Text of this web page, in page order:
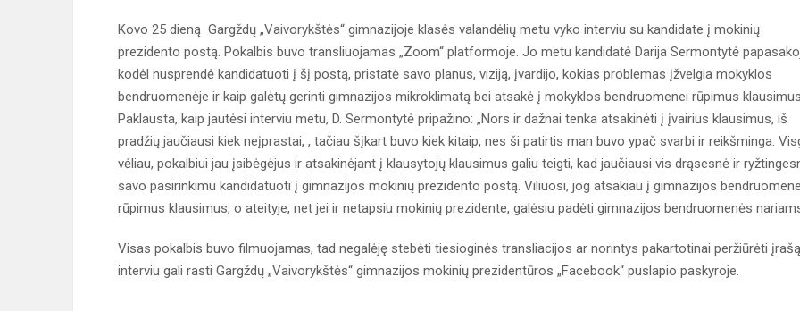
Kovo 25 dieną Gargždų „Vaivorykštės“ gimnazijoje klasės valandėlių metu vyko interviu su kandidate į mokinių
prezidento postą. Pokalbis buvo transliuojamas „Zoom“ platformoje. Jo metu kandidatė Darija Sermontytė
kodėl nusprendė kandidatuoti į šį postą, pristatė savo planus, viziją, įvardijo, kokias problemas įžvelgia mokyklos
bendruomenėje ir kaip galėtų gerinti gimnazijos mikroklimatą bei atsakė į mokyklos bendruomenei rūpimus
Paklausta, kaip jautėsi interviu metu, D. Sermontytė pripažino: „Nors ir dažnai tenka atsakinėti į įvairius klausimus, iš
pradžių jaučiausi kiek neįprastai, , tačiau šįkart buvo kiek kitaip, nes ši patirtis man buvo ypač svarbi ir reikšminga.
vėliau, pokalbiui jau įsibėgėjus ir atsakinėjant į klausytojų klausimus galiu teigti, kad jaučiausi vis drąsesnė ir
savo pasirinkimu kandidatuoti į gimnazijos mokinių prezidento postą. Viliuosi, jog atsakiau į gimnazijos
rūpimus klausimus, o ateityje, net jei ir netapsiu mokinių prezidente, galėsiu padėti gimnazijos bendruomenės
Visas pokalbis buvo filmuojamas, tad negalėję stebėti tiesioginės transliacijos ar norintys pakartotinai peržiūrėti
interviu gali rasti Gargždų „Vaivorykštės“ gimnazijos mokinių prezidentūros „Facebook“ puslapio paskyroje.